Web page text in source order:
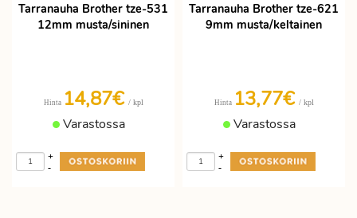
Tarranauha Brother tze-531
12mm musta/sininen
Hinta 14,87€ / kpl
Varastossa
-
+
Tarranauha Brother tze-621
9mm musta/keltainen
Hinta 13,77€ / kpl
Varastossa
-
+